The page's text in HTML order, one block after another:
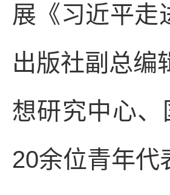
展《习近平走
出版社副总编
想研究中心
20余位青年代